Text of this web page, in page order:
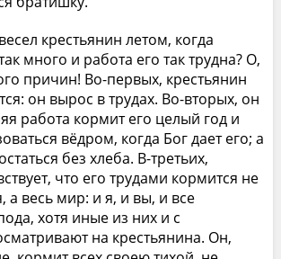
крестьянин летом, когда
много и работа его так трудна? О,
причин! Во-первых, крестьянин
он вырос в трудах. Во-вторых, он
работа кормит его целый год и
вёдром, когда Бог дает его; а
без хлеба. В-третьих,
что его трудами кормится не
а весь мир: и я, и вы, и все
хотя иные из них и с
на крестьянина. Он,